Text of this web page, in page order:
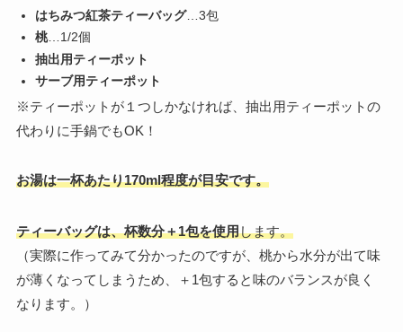
はちみつ紅茶ティーバッグ…3包
桃…1/2個
抽出用ティーポット
サーブ用ティーポット
※ティーポットが１つしかなければ、抽出用ティーポットの
代わりに手鍋でもOK！
お湯は一杯あたり170ml程度が目安です。
ティーバッグは、杯数分＋1包を使用します。
（実際に作ってみて分かったのですが、桃から水分が出て味
が薄くなってしまうため、＋1包すると味のバランスが良く
なります。）